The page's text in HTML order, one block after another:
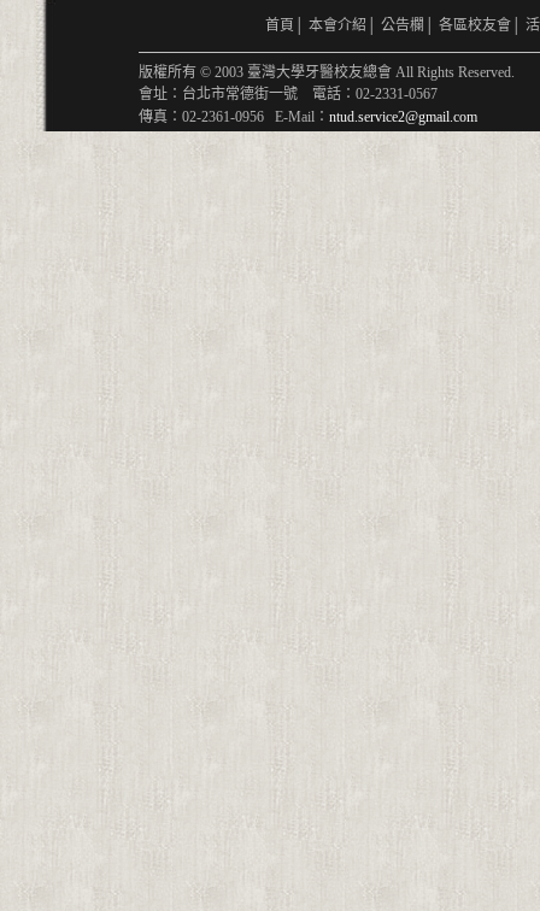
首頁 本會介紹 公告欄 各區校友會
版權所有 © 2003 臺灣大學牙醫校友總會 All Rights Reserved.
會址：台北市常德街一號 電話：02-2331-0567
傳真：02-2361-0956 E-Mail： ntud.service2@gmail.com